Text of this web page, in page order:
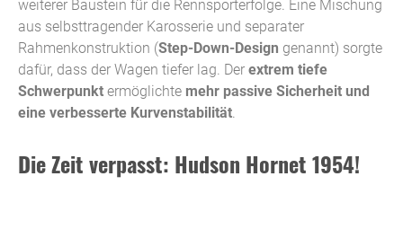
weiterer Baustein für die Rennsporterfolge. Eine Mischung
aus selbsttragender Karosserie und separater
Rahmenkonstruktion (Step-Down-Design genannt) sorgte
dafür, dass der Wagen tiefer lag. Der extrem tiefe
Schwerpunkt ermöglichte mehr passive Sicherheit und
eine verbesserte Kurvenstabilität
Die Zeit verpasst: Hudson Hornet 1954!